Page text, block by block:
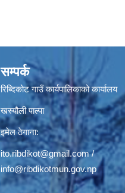
सम्पर्क
रिब्दिकोट गाउँ कार्यपालिकाको कार्यालय
खस्यौली पाल्पा
इमेल ठेगाना:
ito.ribdikot@gmail.com/
info@ribdikotmun.gov.np